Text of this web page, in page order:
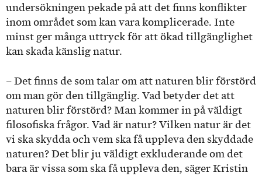
undersökningen pekade på att det finns konflikter
inom området som kan vara komplicerade. Inte
minst ger många uttryck för att ökad tillgänglighet
kan skada känslig natur.
– Det finns de som talar om att naturen blir förstörd
om man gör den tillgänglig. Vad betyder det att
naturen blir förstörd? Man kommer in på väldigt
filosofiska frågor. Vad är natur? Vilken natur är det
vi ska skydda och vem ska få uppleva den skyddade
naturen? Det blir ju väldigt exkluderande om det
bara är vissa som ska få uppleva den, säger Kristin